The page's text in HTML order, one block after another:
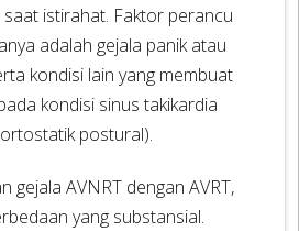
saat istirahat. Faktor perancu
adalah gejala panik atau
kondisi lain yang membuat
kondisi sinus takikardia
postural).
gejala AVNRT dengan AVRT,
yang substansial.